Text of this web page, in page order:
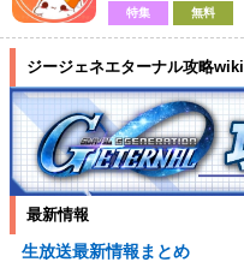
特集 無料
ジージェネエターナル攻略wiki
最新情報
生放送最新情報まとめ